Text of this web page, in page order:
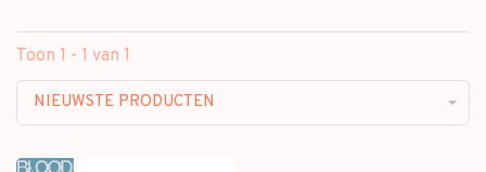
Toon 1 - 1 van 1
NIEUWSTE PRODUCTEN